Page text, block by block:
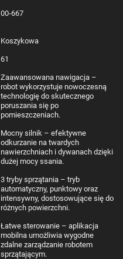
00-667
Koszykowa
61
Zaawansowana nawigacja –
robot wykorzystuje nowoczesną
technologię do skutecznego
poruszania się po
pomieszczeniach.
Mocny silnik – efektywne
odkurzanie na twardych
nawierzchniach i dywanach dzięki
dużej mocy ssania.
3 tryby sprzątania – tryb
automatyczny, punktowy oraz
intensywny, dostosowujące się do
różnych powierzchni.
Łatwe sterowanie – aplikacja
mobilna umożliwia wygodne
zdalne zarządzanie robotem
sprzątającym.